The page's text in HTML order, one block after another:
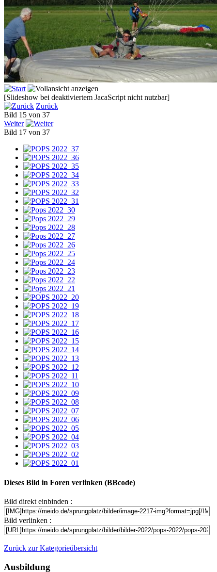
[Slideshow bei deaktiviertem JacaScript nicht nutzbar]
Zurück
Bild 15 von 37
Weiter
Bild 17 von 37
Dieses Bild in Foren verlinken (BBcode)
Bild direkt einbinden :
Bild verlinken :
Zurück zur Kategorieübersicht
Ausbildung